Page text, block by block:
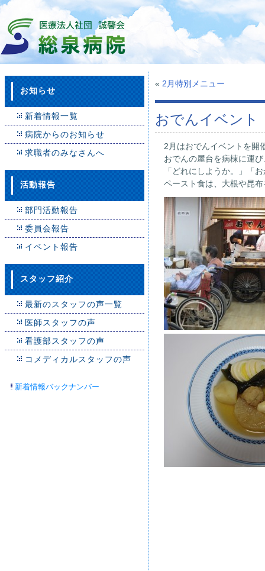
お知らせ
新着情報一覧
病院からのお知らせ
求職者のみなさんへ
活動報告
部門活動報告
委員会報告
イベント報告
スタッフ紹介
最新のスタッフの声一覧
医師スタッフの声
看護部スタッフの声
コメディカルスタッフの声
新着情報バックナンバー
« 2月特別メニュー
おでんイベント
2月はおでんイベントを開
おでんの屋台を病棟に運
「どれにしようか。」「
ペースト食は、大根や昆